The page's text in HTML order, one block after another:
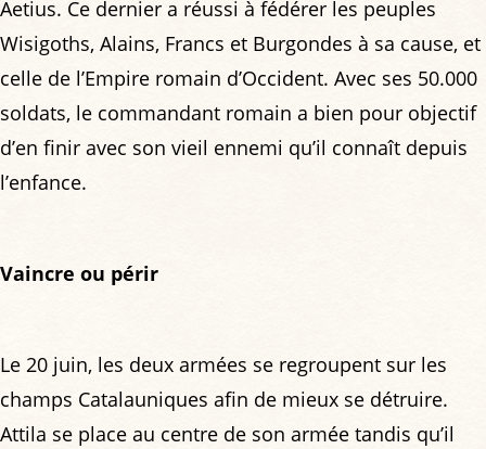
Aetius. Ce dernier a réussi à fédérer les peuples
Wisigoths, Alains, Francs et Burgondes à sa cause, et
celle de l’Empire romain d’Occident. Avec ses 50.000
soldats, le commandant romain a bien pour objectif
d’en finir avec son vieil ennemi qu’il connaît depuis
l’enfance.
Vaincre ou périr
Le 20 juin, les deux armées se regroupent sur les
champs Catalauniques afin de mieux se détruire.
Attila se place au centre de son armée tandis qu’il